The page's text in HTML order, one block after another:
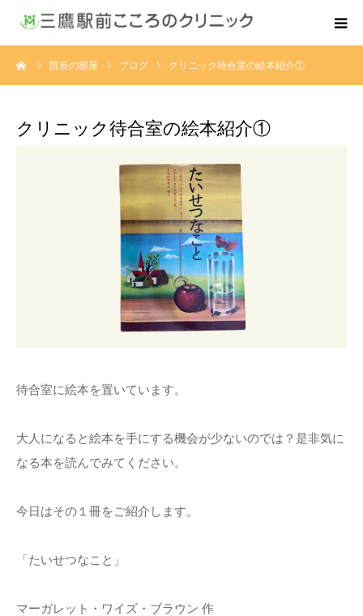
院長の部屋 ブログ クリニック待合室の絵本紹介①
クリニック待合室の絵本紹介①
待合室に絵本を置いています。
大人になると絵本を手にする機会が少ないのでは？是非気に
なる本を読んでみてください。
今日はその１冊をご紹介します。
「たいせつなこと」
マーガレット・ワイズ・ブラウン 作
はじめての方へ
診療時間・アクセス